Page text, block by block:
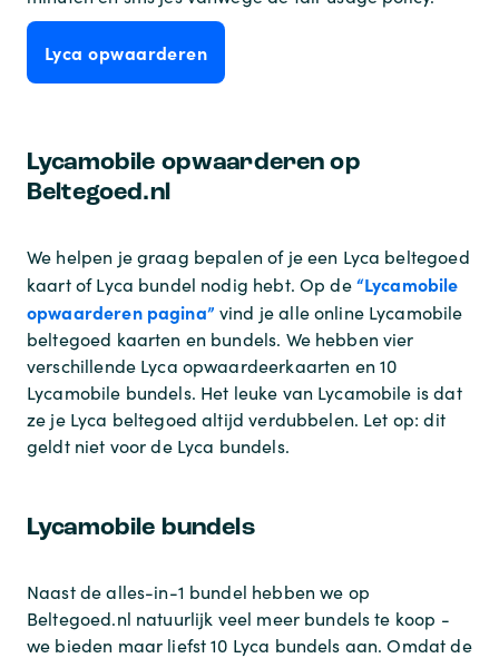
Lyca opwaarderen
Lycamobile opwaarderen op
Beltegoed.nl
We helpen je graag bepalen of je een Lyca beltegoed
kaart of Lyca bundel nodig hebt. Op de“Lycamobile
opwaarderen pagina” vind je alle online Lycamobile
beltegoed kaarten en bundels. We hebben vier
verschillende Lyca opwaardeerkaarten en 10
Lycamobile bundels. Het leuke van Lycamobile is dat
ze je Lyca beltegoed altijd verdubbelen. Let op: dit
geldt niet voor de Lyca bundels.
Lycamobile bundels
Naast de alles-in-1 bundel hebben we op
Beltegoed.nl natuurlijk veel meer bundels te koop -
we bieden maar liefst 10 Lyca bundels aan. Omdat de